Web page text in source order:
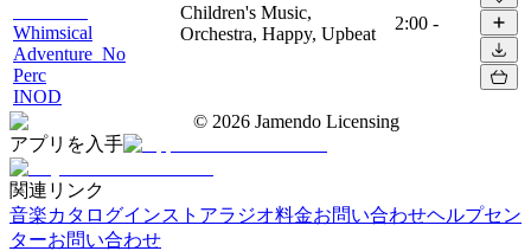
Whimsical
Adventure_No
Perc
INOD
Children's Music,
Orchestra, Happy, Upbeat
2:00 -
© 2026 Jamendo Licensing
アプリを入手
関連リンク
音楽カタログインストアラジオ料金お問い合わせヘルプセン
ターお問い合わせ